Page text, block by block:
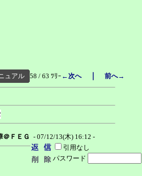
ュアル 58 / 63 ﾂﾘｰ ←次へ｜ 前へ→
＠ＦＥＧ - 07/12/13(木) 16:12 -
引用なし
パスワード